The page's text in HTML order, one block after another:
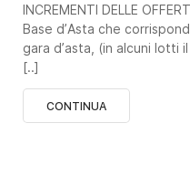
INCREMENTI DELLE
Base d’Asta che
gara d’asta, (in alcuni lotti
[..]
CONTINUA